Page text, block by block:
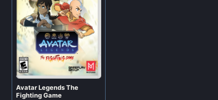
Avatar Legends The
Fighting Game